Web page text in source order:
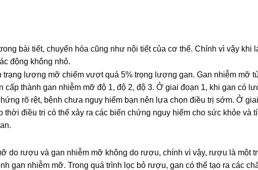
bài tiết, chuyển hóa cũng như nội tiết của cơ thể. Chính vì vậy khi
động không nhỏ.
lượng mỡ chiếm vượt quá 5% trọng lượng gan. Gan nhiễm mỡ
cấp thành gan nhiễm mỡ độ 1, độ 2, độ 3. Ở giai đoạn 1, khi gan có
rõ rệt, bệnh chưa nguy hiểm bạn nên lựa chọn điều trị sớm. Ở
thời điều trị có thể xảy ra các biến chứng nguy hiểm cho sức khỏe và
do rượu và gan nhiễm mỡ không do rượu, chính vì vậy, rượu là một
gan nhiễm mỡ. Trong quá trình lọc bỏ rượu, gan có thể tạo ra các
bệnh gan nhiễm